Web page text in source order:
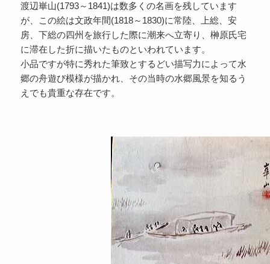
渡辺崋山(1793～1841)は数多くの名画を残しています
が、この絵は文政年間(1818～1830)に常陸、上総、安
房、下総の四州を旅行した際に潮来へ立寄り、榊原氏宅
に滞在した折に描いたものといわれています。
小品ですが特に秀れた筆致とするどい描写力によって水
郷の舟遊び模様が描かれ、その当時の水郷風景を知るう
えでも貴重な存在です。